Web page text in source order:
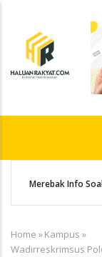
content
Merebak Info
Breadcrumb
Home »Kampus »
Wadirreskrimsus